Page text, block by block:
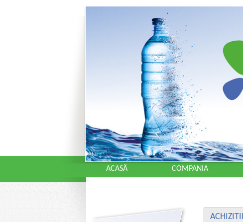
ACASĂ COMPANIA
ACHIZITII